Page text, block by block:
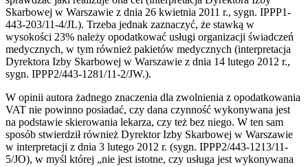
Skarbowej w Warszawie z dnia 26 kwietnia 2011 r., sygn. IPPP1-
443-203/11-4/JL). Trzeba jednak zaznaczyć, że stawką w
wysokości 23% należy opodatkować usługi organizacji świadczeń
medycznych, w tym również pakietów medycznych (interpretacja
Dyrektora Izby Skarbowej w Warszawie z dnia 14 lutego 2012 r.,
sygn. IPPP2/443-1281/11-2/JW.).
W opinii autora żadnego znaczenia dla zwolnienia z opodatkowania
VAT nie powinno posiadać, czy dana czynność wykonywana jest
na podstawie skierowania lekarza, czy też bez niego. W ten sam
sposób stwierdził również Dyrektor Izby Skarbowej w Warszawie
w interpretacji z dnia 3 lutego 2012 r. (sygn. IPPP2/443-1213/11-
5/JO), w myśl której „nie jest istotne, czy usługa jest wykonywana